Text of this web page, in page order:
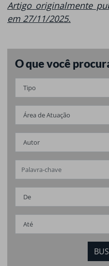
Artigo originalmente
em 27/11/2025.
O que você